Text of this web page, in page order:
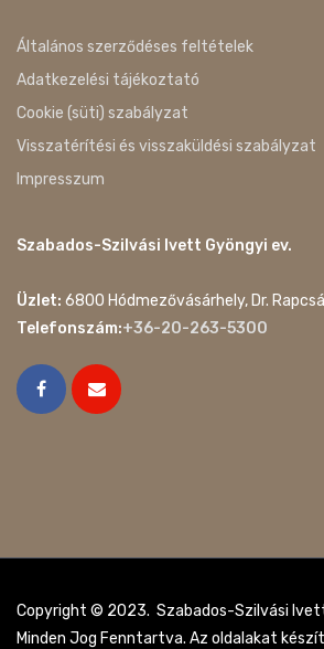
Általános szerződéses feltételek
Adatkezelési tájékoztató
Cookie (süti) szabályzat
Visszatérítési és visszaküldési szabályzat
Impresszum
Szabados-Szilvási Ivett Gyöngyi ev.
Üzlet: 6800 Hódmezővásárhely, Dr.
Telefonszám:+36-20-263-5300
Copyright © 2023. Szabados-Szilvási Ivett
Minden Jog Fenntartva. Az oldalakat